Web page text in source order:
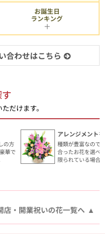
お誕生日
ランキング
合わせはこちら
だけます。
の方
華で
アレンジメント
種類が豊富なので
合ったお花を選べ
限られている場合
店・開業祝いの花一覧へ